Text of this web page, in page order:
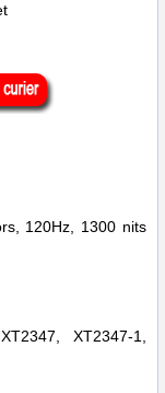
120Hz, 1300 nits
XT2347-1,